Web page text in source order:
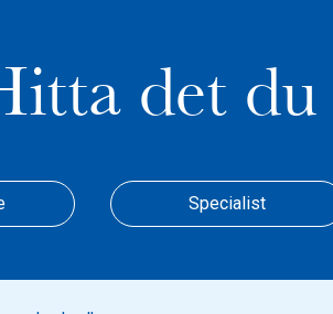
det du
Specialist